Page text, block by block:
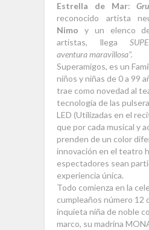
Estrella de Mar:
reconocido artista
Nimo y un elenco
artistas, llega
aventura maravillosa".
Superamigos, es un
niños y niñas de 0 a 99
trae como novedad al
tecnología de las
LED (Utilizadas en el
que por cada musical y
prenden de un color
innovación en el teatro
espectadores sean
experiencia única.
Todo comienza en la
cumpleaños número 12
inquieta niña de noble
marco, su madrina